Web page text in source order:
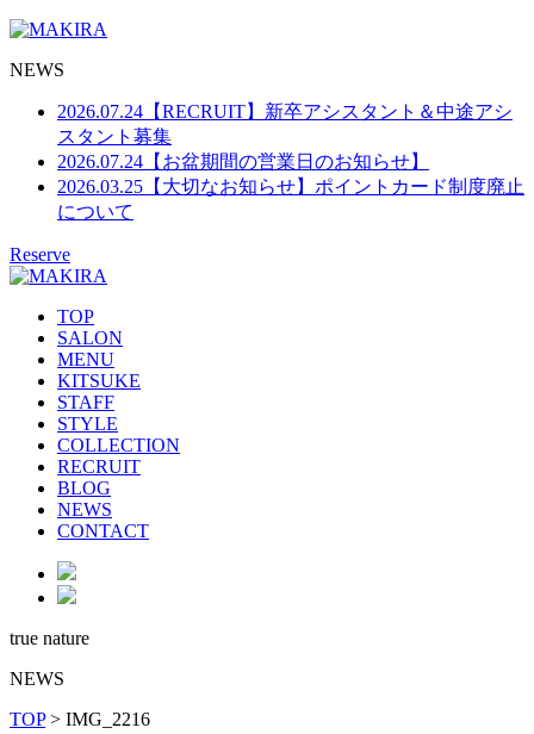
NEWS
2026.07.24 【RECRUIT】新卒アシスタント＆中途アシ
スタント募集
2026.07.24 【お盆期間の営業日のお知らせ】
2026.03.25 【大切なお知らせ】ポイントカード制度廃止
について
Reserve
TOP
SALON
MENU
KITSUKE
STAFF
STYLE
COLLECTION
RECRUIT
BLOG
NEWS
CONTACT
true nature
NEWS
TOP> IMG_2216